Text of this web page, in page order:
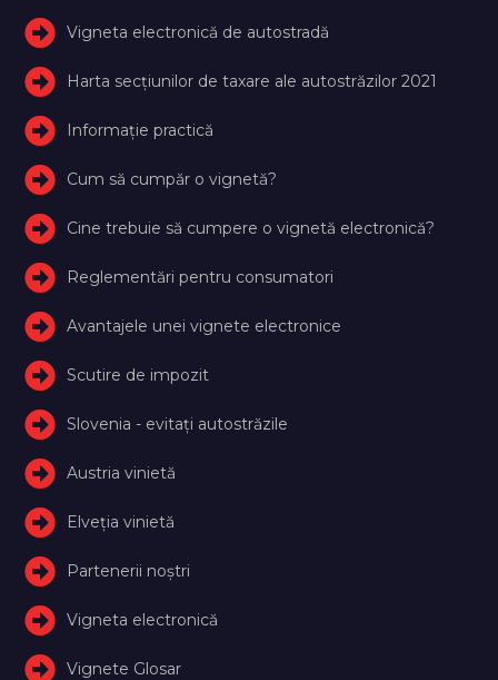
Vigneta electronică de autostradă
Harta secțiunilor de taxare ale autostrăzilor 2021
Informație practică
Cum să cumpăr o vignetă?
Cine trebuie să cumpere o vignetă electronică?
Reglementări pentru consumatori
Avantajele unei vignete electronice
Scutire de impozit
Slovenia - evitați autostrăzile
Austria vinietă
Elveţia vinietă
Partenerii noștri
Vigneta electronică
Vignete Glosar